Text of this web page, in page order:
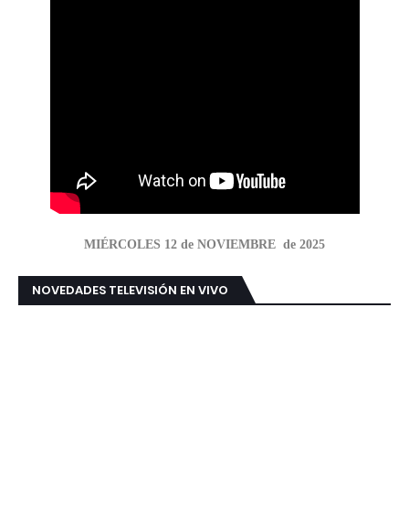
MIÉRCOLES 12 de NOVIEMBRE de 2025
NOVEDADES TELEVISIÓN EN VIVO